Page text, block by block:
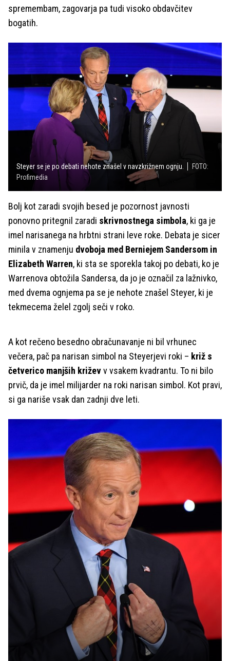
spremembam, zagovarja pa tudi visoko obdavčitev
bogatih.
Steyer se je po debati nehote znašel v navzkrižnem ognju.
FOTO:
Profimedia
Bolj kot zaradi svojih besed je pozornost javnosti
ponovno pritegnil zaradi skrivnostnega simbola, ki ga je
imel narisanega na hrbtni strani leve roke. Debata je sicer
minila v znamenju dvoboja med Berniejem Sandersom in
Elizabeth Warren, ki sta se sporekla takoj po debati, ko je
Warrenova obtožila Sandersa, da jo je označil za lažnivko,
med dvema ognjema pa se je nehote znašel Steyer, ki je
tekmecema želel zgolj seči v roko.
A kot rečeno besedno obračunavanje ni bil vrhunec
večera, pač pa narisan simbol na Steyerjevi roki – križ s
četverico manjših križevv vsakem kvadrantu. To ni bilo
prvič, da je imel milijarder na roki narisan simbol. Kot pravi,
si ga nariše vsak dan zadnji dve leti.